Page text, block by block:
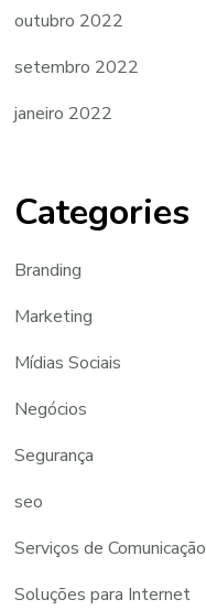
outubro 2022
setembro 2022
janeiro 2022
Categories
Branding
Marketing
Mídias Sociais
Negócios
Segurança
seo
Serviços de Comunicação
Soluções para Internet